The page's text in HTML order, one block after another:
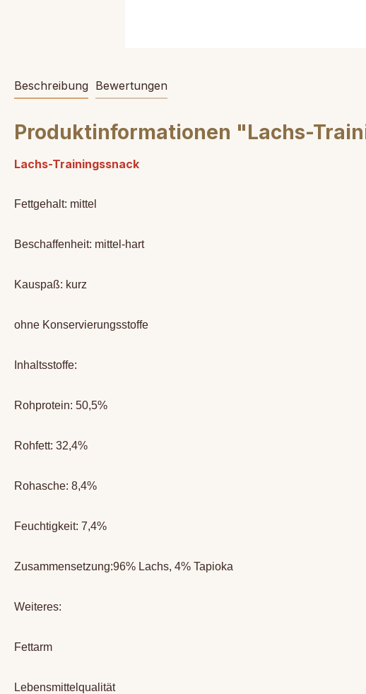
Beschreibung Bewertungen
Produktinformationen "Lachs-
Lachs-Trainingssnack
Fettgehalt: mittel
Beschaffenheit: mittel-hart
Kauspaß: kurz
ohne Konservierungsstoffe
Inhaltsstoffe:
Rohprotein: 50,5%
Rohfett: 32,4%
Rohasche: 8,4%
Feuchtigkeit: 7,4%
Zusammensetzung:96% Lachs, 4% Tapioka
Weiteres:
Fettarm
Lebensmittelqualität